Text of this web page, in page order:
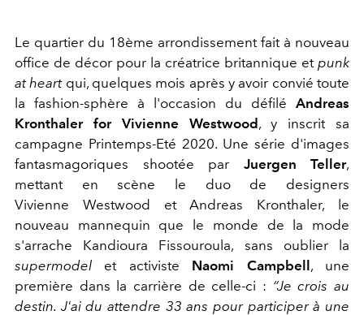
Le quartier du 18ème arrondissement fait à nouveau
office de décor pour la créatrice britannique et punk
at heartqui, quelques mois après y avoir convié toute
la fashion-sphère à l'occasion du défilé Andreas
Kronthaler for Vivienne Westwood , y inscrit sa
campagne Printemps-Eté 2020. Une série d'images
fantasmagoriques shootée par Juergen Teller,
mettant en scène le duo de designers
Vivienne Westwood et
Andreas Kronthaler, le
nouveau mannequin que le monde de la mode
s'arrache Kandioura Fissouroula, sans oublier la
supermodel et activiste Naomi Campbell , une
première dans la carrière de celle-ci : “Je crois au
destin. J'ai du attendre 33 ans pour participer à une